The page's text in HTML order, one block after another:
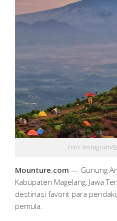
Foto: Instagram/
Mounture.com — Gunung
Kabupaten Magelang, Jawa
destinasi favorit para
pemula.